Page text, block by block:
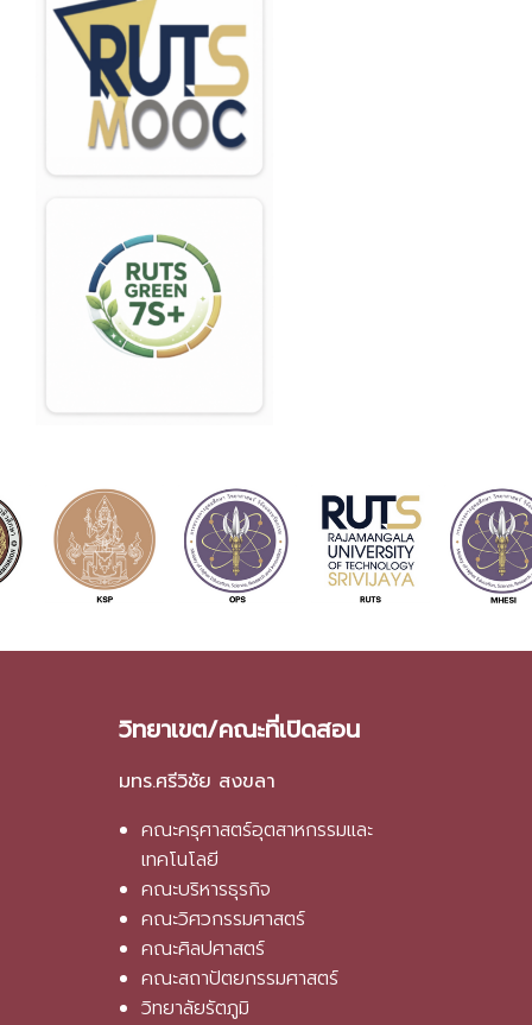
วิทยาเขต/คณะที่เปิดสอน
มทร.ศรีวิชัย สงขลา
คณะครุศาสตร์อุตสาหกรรมและ
เทคโนโลยี
คณะบริหารธุรกิจ
คณะวิศวกรรมศาสตร์
คณะศิลปศาสตร์
คณะสถาปัตยกรรมศาสตร์
วิทยาลัยรัตภูมิ